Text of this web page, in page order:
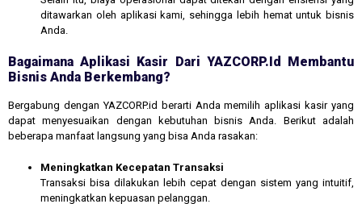
ditawarkan oleh aplikasi kami, sehingga lebih hemat untuk bisnis
Anda.
Bagaimana Aplikasi Kasir Dari YAZCORP.id Membantu
Bisnis Anda Berkembang?
Bergabung dengan YAZCORP.id berarti Anda memilih aplikasi kasir yang
dapat menyesuaikan dengan kebutuhan bisnis Anda. Berikut adalah
beberapa manfaat langsung yang bisa Anda rasakan:
Meningkatkan Kecepatan Transaksi
Transaksi bisa dilakukan lebih cepat dengan sistem yang intuitif,
meningkatkan kepuasan pelanggan.